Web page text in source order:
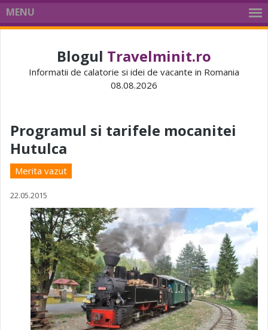
MENU
Blogul Travelminit.ro
Informatii de calatorie si idei de vacante in Romania
08.08.2026
Programul si tarifele mocanitei
Hutulca
Merita vazut
22.05.2015